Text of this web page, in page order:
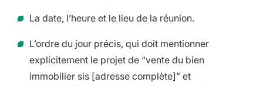
La date, l’heure et le lieu de la réunion.
L’ordre du jour précis, qui doit mentionner
explicitement le projet de “vente du bien
immobilier sis [adresse complète]” et